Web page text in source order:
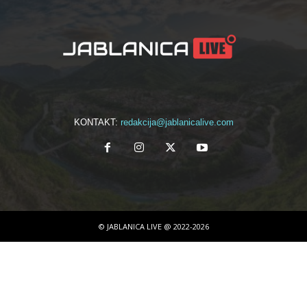
KONTAKT: redakcija@jablanicalive.com
© JABLANICA LIVE @ 2022-2026